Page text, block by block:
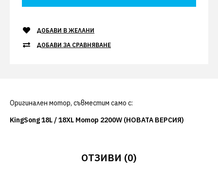
ДОБАВИ В ЖЕЛАНИ
ДОБАВИ ЗА СРАВНЯВАНЕ
Оригинален мотор, съвместим само с:
KingSong 18L / 18XL Мотор 2200W (НОВАТА ВЕРСИЯ)
ОТЗИВИ (0)